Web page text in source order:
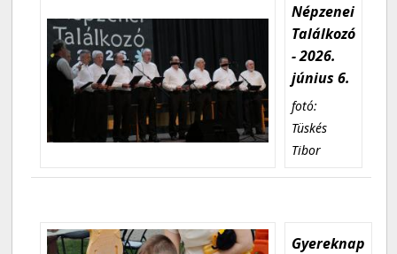
Népzenei
Találkozó
- 2026.
június 6.
fotó:
Tüskés
Tibor
Gyereknap